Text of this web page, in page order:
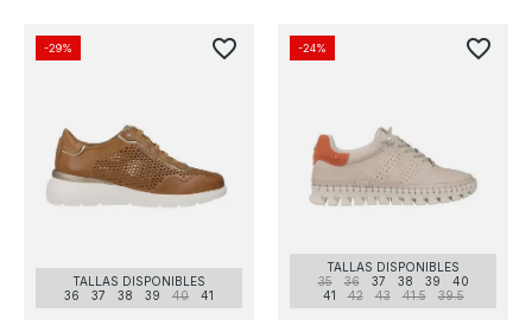
TALLAS DISPONIBLES
36
37 38 39 40 41
-29% favorite_border
TALLAS DISPONIBLES
35
36 37 38 39
40
41
42 43 41.5 39.5
-24% favorite_border